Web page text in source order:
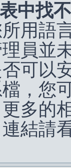
中找
用語
員並
可以
，您
多的
結請